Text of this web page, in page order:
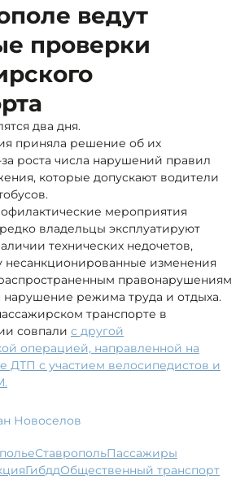
ведут
проверки
два дня.
приняла решение об их
роста числа нарушений правил
которые допускают водители
мероприятия
владельцы эксплуатируют
технических недочетов,
несанкционированные изменения
правонарушениям
нарушение режима труда и отдыха.
транспорте в
совпали с другой
операцией, направленной на
ДТП с участием велосипедистов и
Новоселов
Ставрополь
пассажиры
гибдд общественный транспорт